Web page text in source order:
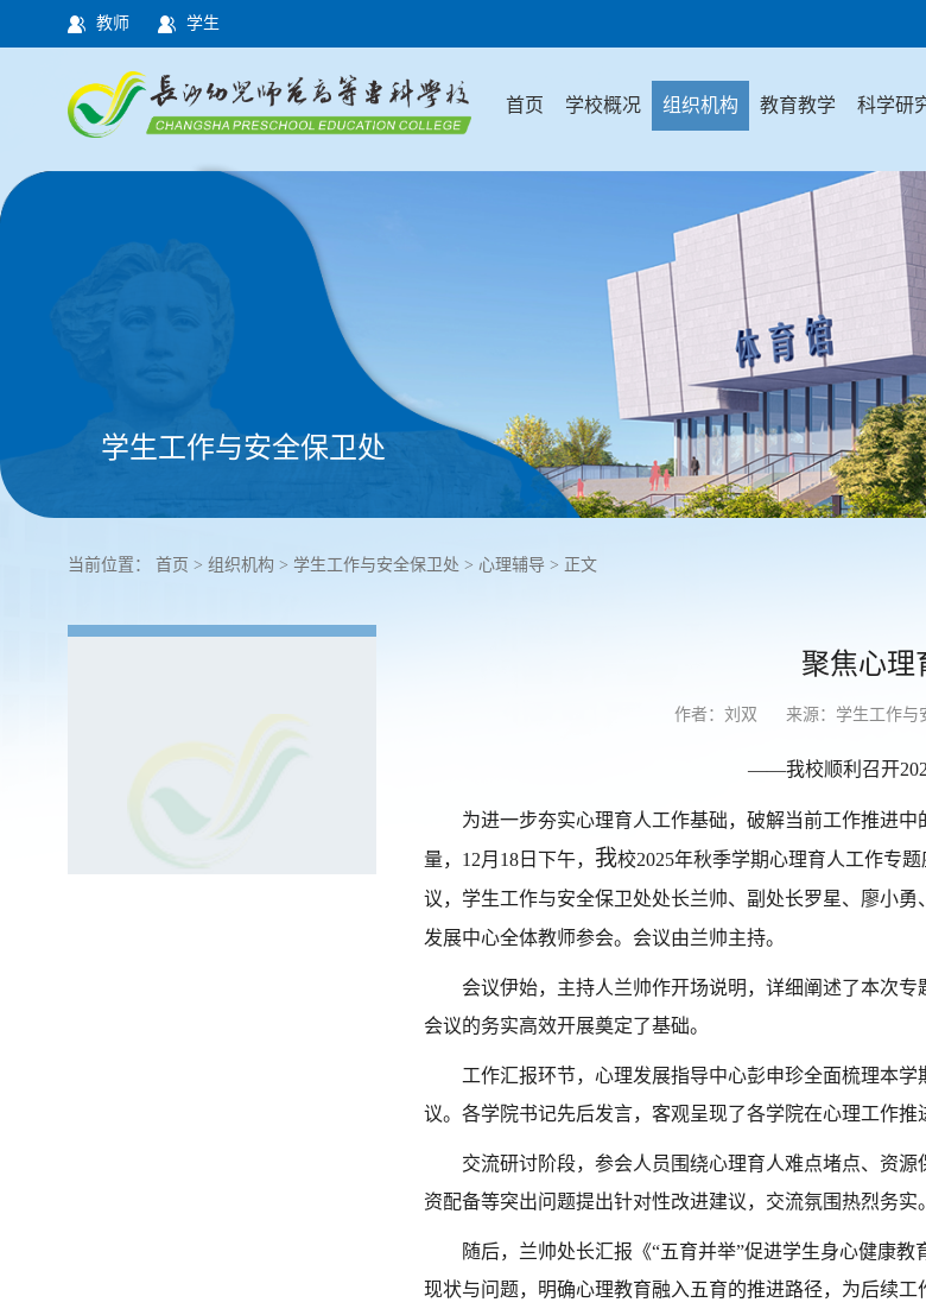
教师 学生
首页 学校概况 组织机构 教育教学 科学研
学生工作与安全保卫处
当前位置： 首页 > 组织机构 > 学生工作与安全保卫处 > 心理辅导 > 正文
聚焦心理
作者：刘双 来源：学生工作与
——我校顺利 召开
为进一步夯实心理育人工作基础，破解当前工作推进
量，12月18日下午， 我校2025年秋季学期心理育人工作专
议，学生工作与安全保卫处处长兰帅、副处长罗星、廖小
发展中心全体教师参会。会议由兰帅主持。
会议伊始，主持人兰帅作开场说明，详细阐述了本次
会议的务实高效开展奠定了基础。
工作汇报环节，心理发展指导中心彭申珍全面梳理本
议。各学院书记先后发言，客观呈现了各学院在心理工作
交流研讨阶段，参会人员围绕心理育人难点堵点、资
资配备等突出问题提出针对性改进建议，交流氛围热烈务实。
随后，兰帅处长汇报《“五育并举”促进学生身心健康
现状与问题，明确心理教育融入五育的推进路径，为后续工